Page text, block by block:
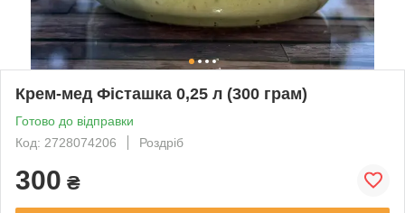
Крем-мед Фісташка 0,25 л (300 грам)
Готово до відправки
Код: 2728074206
Роздріб
300 ₴